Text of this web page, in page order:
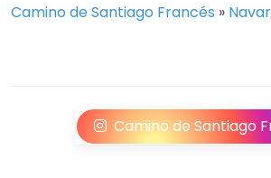
Camino de Santiago Francés »
Camino de Santiago